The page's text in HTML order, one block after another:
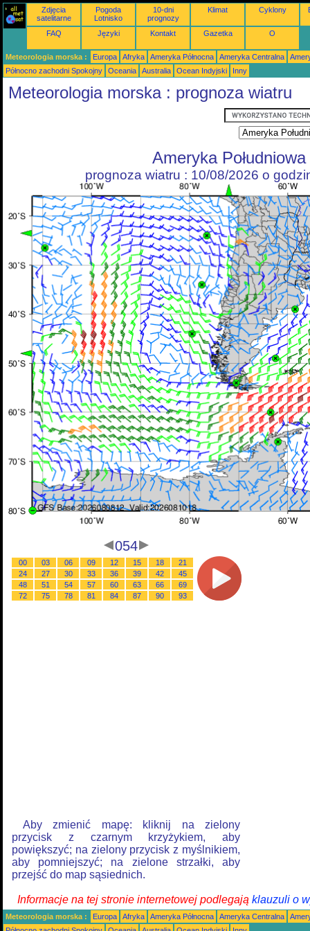
Zdjęcia
satelitarne
Pogoda
Lotnisko
10-dni
prognozy
Klimat Cyklony
FAQ Języki Kontakt Gazetka O
Meteorologia morska : Europa Afryka Ameryka Północna Ameryka Centralna
Północno zachodni Spokojny
Oceania Australia Ocean Indyjski Inny
Meteorologia morska : prognoza wiatru
Ameryka Południowa
prognoza wiatru : 10/08/2026 o
054
00 03 06 09 12 15 18
21
24
27 30 33 36 39 42
45
48
51 54 57 60 63 66
69
72
75 78 81 84 87 90 93
Aby zmienić mapę: kliknij na zielony
przycisk z czarnym krzyżykiem, aby
powiększyć; na zielony przycisk z myślnikiem,
aby pomniejszyć; na zielone strzałki, aby
przejść do map sąsiednich.
Informacje na tej stronie internetowej podlegają klauzuli o
Meteorologia morska : Europa Afryka Ameryka Północna Ameryka Centralna